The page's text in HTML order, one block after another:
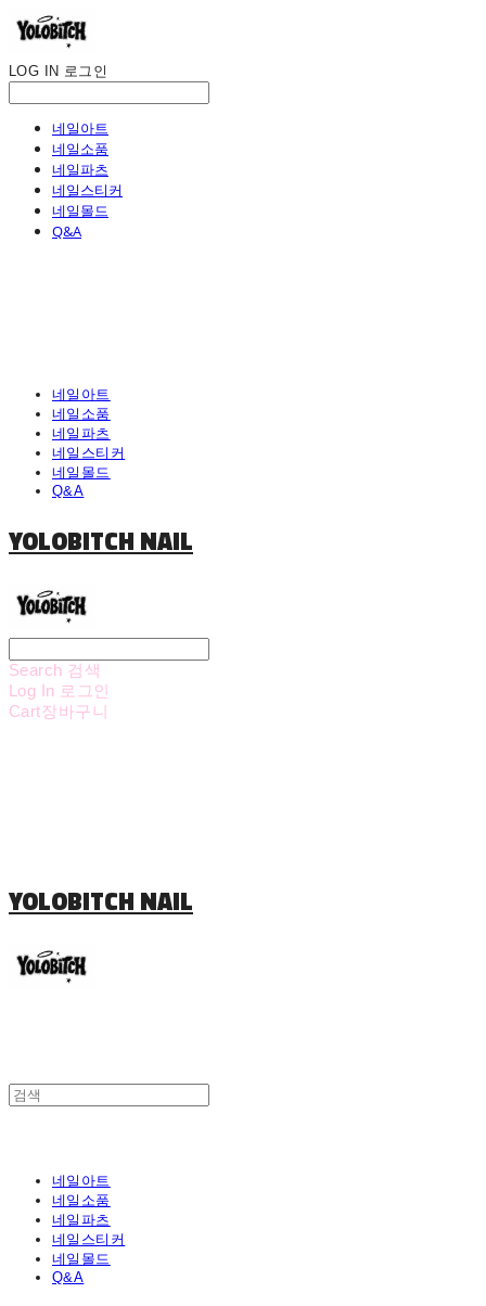
LOG IN 로그인
네일아트
네일소품
네일파츠
네일스티커
네일몰드
Q&A
네일아트
네일소품
네일파츠
네일스티커
네일몰드
Q&A
YOLOBITCH NAIL
Search 검색
Log In 로그인
Cart장바구니
YOLOBITCH NAIL
네일아트
네일소품
네일파츠
네일스티커
네일몰드
Q&A